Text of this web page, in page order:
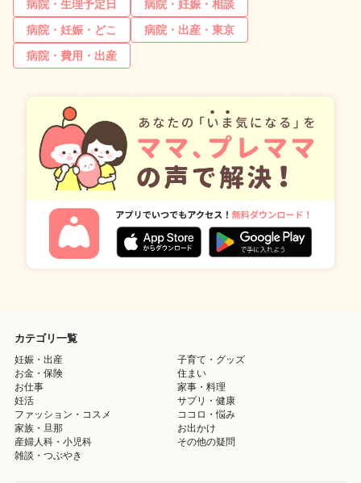
病院・生理予定日
病院・妊娠・相談
病院・妊娠・どこ
病院・出産・東京
病院・費用・出産
カテゴリ一覧
妊娠・出産
子育て・グッズ
お金・保険
住まい
お仕事
家事・料理
妊活
サプリ・健康
ファッション・コスメ
ココロ・悩み
家族・旦那
お出かけ
産婦人科・小児科
その他の疑問
雑談・つぶやき